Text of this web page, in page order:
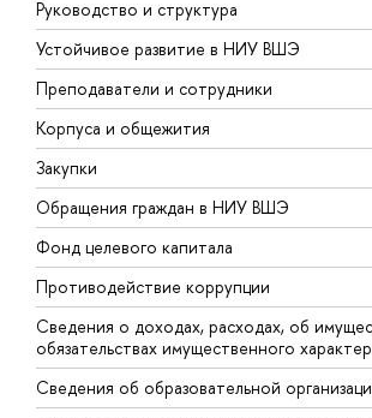
Руководство и структура
Устойчивое развитие в НИУ ВШЭ
Преподаватели и сотрудники
Корпуса и общежития
Закупки
Обращения граждан в НИУ ВШЭ
Фонд целевого капитала
Противодействие коррупции
Сведения о доходах, расходах, об
обязательствах имущественного
Сведения об образовательной